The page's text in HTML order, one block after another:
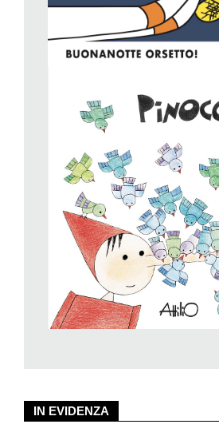
tempi; si rivolgeva in modo immediato
ancora nessuno parlava di «Nati per
antesignano dei libri senza parole, ben
semplicità era un punto di arrivo,
Le sue pubblicazioni più recenti, da
per l’appunto due «senza parole» (ma
sorgere, nell’interazione tra adulto e
pagine!). InBuonanotte Orsetto! ,
il fatto che dalle lenzuola emerga solo
permette un’identificazione sia per le
dorme con il suo orsetto, un po’
sveglia segna le nove. Arriva la
si vedono solo le pantofole azzurre e
toglie l’orsetto dal letto, buttandolo
L’orsetto è triste (Attilio è efficacissimo
umorismo, incentivando l’adesione
IN EVIDENZA